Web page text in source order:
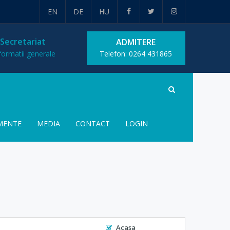
EN DE HU
Secretariat
generale
ADMITERE
Telefon: 0264 431865
MEDIA CONTACT LOGIN
Acasa